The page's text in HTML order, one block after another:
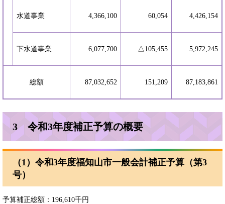
水道事業 4,366,100 60,054 4,426,154
下水道事業 6,077,700 △105,455 5,972,245
総額 87,032,652 151,209 87,183,861
3 令和3年度補正予算の概要
（1）令和3年度福知山市一般会計補正予算（第3
号）
予算補正総額：196,610千円